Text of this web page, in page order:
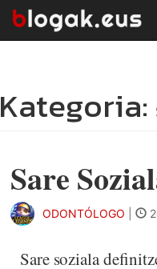
Kategoria:
Sare
ODONTÓLOGO
Sare soziala